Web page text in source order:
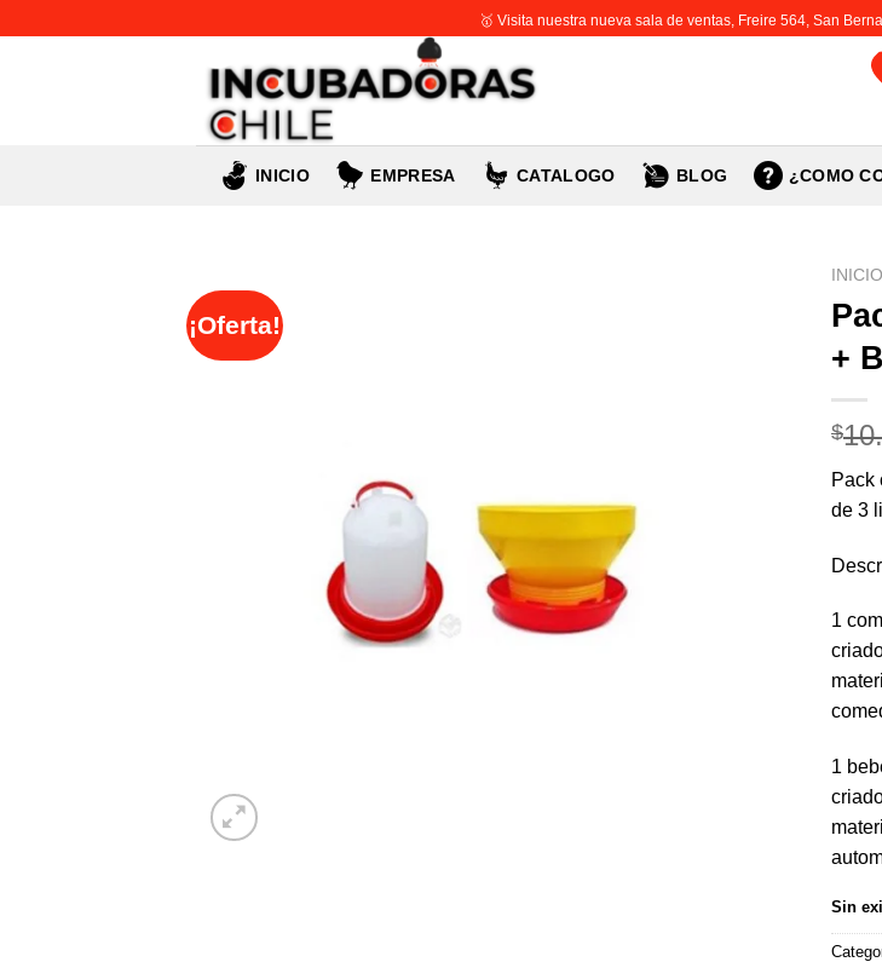
🥇 Visita nuestra nueva sala de ventas, Freire 564, San
INICIO EMPRESA CATALOGO BLOG ¿COMO
¡Oferta!
INICIO
+
$
Pack
de 3
1
1
Sin